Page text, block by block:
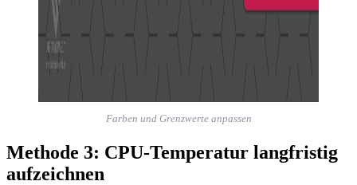
Farben und Grenzwerte anpassen
Methode 3: CPU-Temperatur langfristig
aufzeichnen